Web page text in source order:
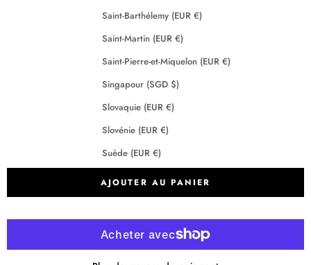
AJOUTER AU PANIER
Saint-Barthélemy (EUR €)
Saint-Martin (EUR €)
Saint-Pierre-et-Miquelon (EUR €)
Singapour (SGD $)
Slovaquie (EUR €)
Slovénie (EUR €)
Suède (EUR €)
Tchéquie (EUR €)
Terres australes françaises (EUR €)